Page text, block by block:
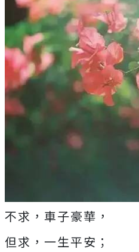
不求，車子豪華，
但求，一生平安；